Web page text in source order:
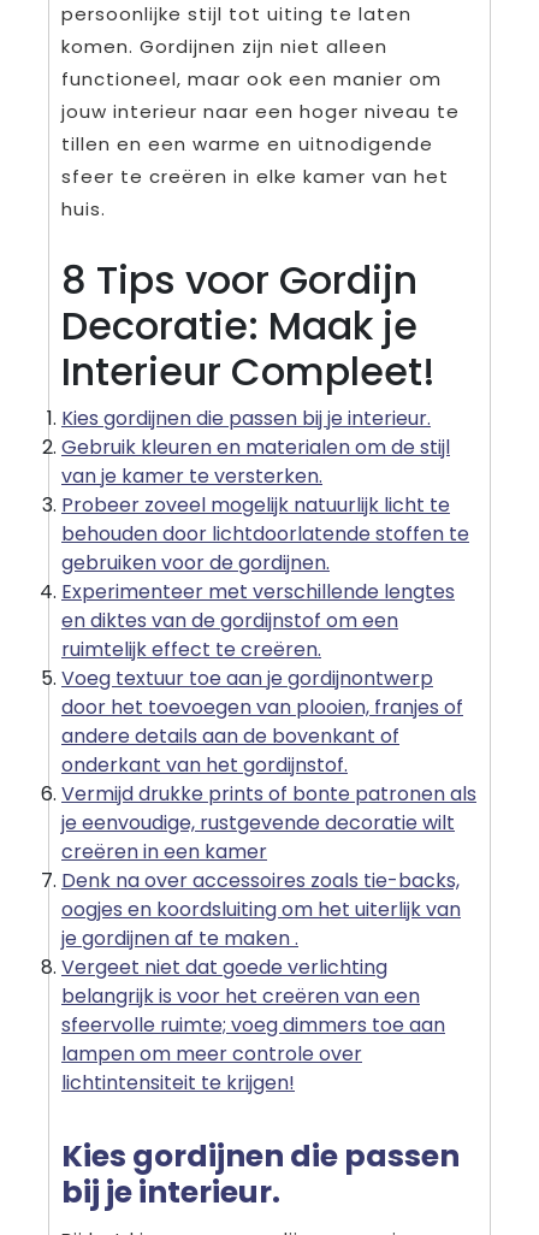
persoonlijke stijl tot uiting te laten
komen. Gordijnen zijn niet alleen
functioneel, maar ook een manier om
jouw interieur naar een hoger niveau te
tillen en een warme en uitnodigende
sfeer te creëren in elke kamer van het
huis.
8 Tips voor Gordijn
Decoratie: Maak je
Interieur Compleet!
Kies gordijnen die passen bij je interieur.
Gebruik kleuren en materialen om de stijl
van je kamer te versterken.
Probeer zoveel mogelijk natuurlijk licht te
behouden door lichtdoorlatende stoffen te
gebruiken voor de gordijnen.
Experimenteer met verschillende lengtes
en diktes van de gordijnstof om een
ruimtelijk effect te creëren.
Voeg textuur toe aan je gordijnontwerp
door het toevoegen van plooien, franjes of
andere details aan de bovenkant of
onderkant van het gordijnstof.
Vermijd drukke prints of bonte patronen als
je eenvoudige, rustgevende decoratie wilt
creëren in een kamer
Denk na over accessoires zoals tie-backs,
oogjes en koordsluiting om het uiterlijk van
je gordijnen af te maken .
Vergeet niet dat goede verlichting
belangrijk is voor het creëren van een
sfeervolle ruimte; voeg dimmers toe aan
lampen om meer controle over
lichtintensiteit te krijgen!
Kies gordijnen die passen
bij je interieur.